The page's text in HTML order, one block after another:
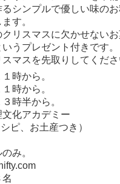
シンプルで優しい味の
す。
リスマスに欠かせない
うプレゼント付きです。
マスを先取りしてくだ
時から。
時から。
時半から。
化アカデミー
ピ、お土産つき）
み。